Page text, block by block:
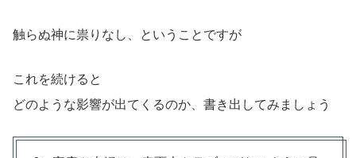
触らぬ神に祟りなし、ということですが
これを続けると
どのような影響が出てくるのか、書き出してみましょう